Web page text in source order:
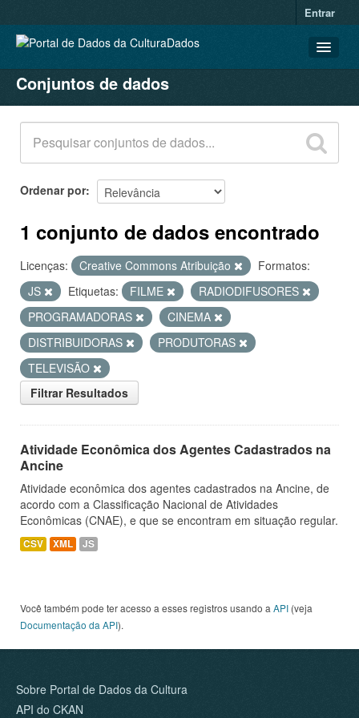
Entrar
CONJUNTOS DE DADOS
ORGANIZAÇÕES
GRUPOS
SOBRE
Conjuntos de dados
Ordenar por
1 conjunto de dados encontrado
Licenças: Creative Commons Atribuição
Formatos:
JS
Etiquetas: FILME
RADIODIFUSORES
PROGRAMADORAS
CINEMA
DISTRIBUIDORAS
PRODUTORAS
TELEVISÃO
Filtrar Resultados
Atividade Econômica dos Agentes Cadastrados na
Ancine
Atividade econômica dos agentes cadastrados na Ancine, de
acordo com a Classificação Nacional de Atividades
Econômicas (CNAE), e que se encontram em situação regular.
CSV XML JS
Você também pode ter acesso a esses registros usando a API (veja
Documentação da API).
Sobre Portal de Dados da Cultura
API do CKAN